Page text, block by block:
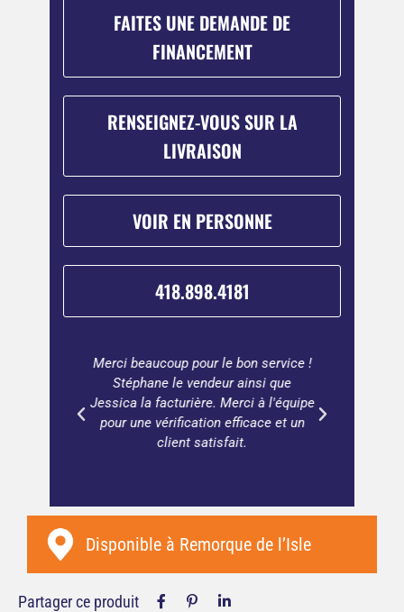
FAITES UNE DEMANDE DE
FINANCEMENT
RENSEIGNEZ-VOUS SUR LA
LIVRAISON
VOIR EN PERSONNE
418.898.4181
Merci beaucoup pour le bon service !
Stéphane le vendeur ainsi que
Jessica la facturière. Merci à l'équipe
pour une vérification efficace et un
client satisfait.
Disponible à Remorque de l’Isle
Partager ce produit